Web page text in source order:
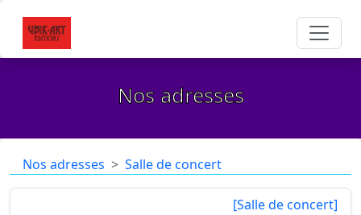
Nos adresses
Nos adresses Salle de concert
[Salle de concert]